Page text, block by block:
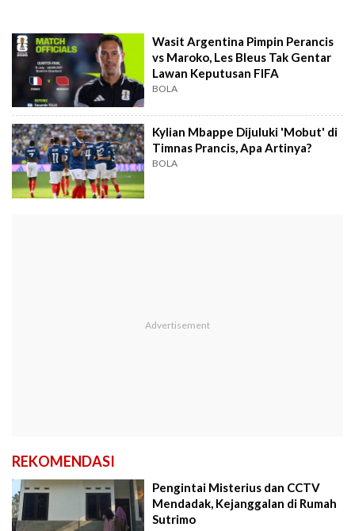
Wasit Argentina Pimpin Perancis
vs Maroko, Les Bleus Tak Gentar
Lawan Keputusan FIFA
BOLA
Kylian Mbappe Dijuluki 'Mobut' di
Timnas Prancis, Apa Artinya?
BOLA
REKOMENDASI
Pengintai Misterius dan CCTV
Mendadak, Kejanggalan di Rumah
Sutrimo